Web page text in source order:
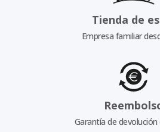
Tienda de
Empresa familiar
Garantía de devolución